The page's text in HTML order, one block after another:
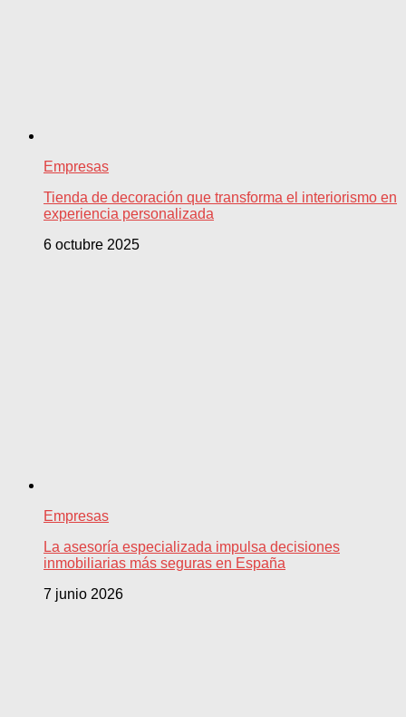
Empresas
Tienda de decoración que transforma el interiorismo en
experiencia personalizada
6 octubre 2025
Empresas
La asesoría especializada impulsa decisiones
inmobiliarias más seguras en España
7 junio 2026